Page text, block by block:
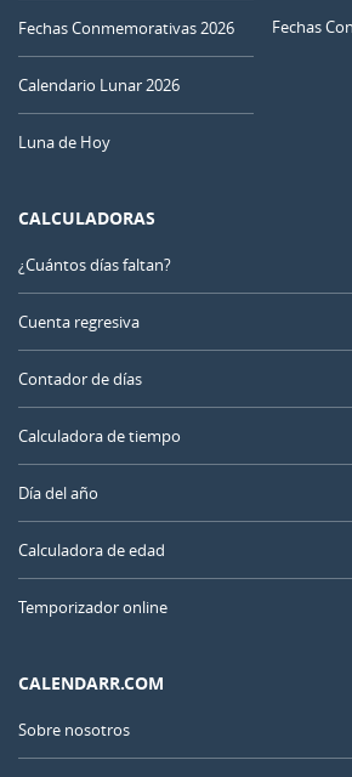
Fechas Conmemorativas 2026
Calendario Lunar 2026
Luna de Hoy
Fechas
CALCULADORAS
¿Cuántos días faltan?
Cuenta regresiva
Contador de días
Calculadora de tiempo
Día del año
Calculadora de edad
Temporizador online
CALENDARR.COM
Sobre nosotros